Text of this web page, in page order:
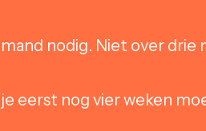
nodig. Niet over drie
eerst nog vier weken